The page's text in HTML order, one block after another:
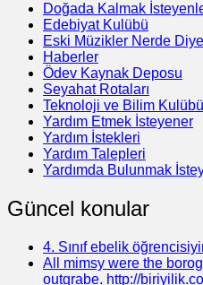
Doğada Kalmak
Edebiyat Kulübü
Eski Müzikler Nerde
Haberler
Ödev Kaynak Deposu
Seyahat Rotaları
Teknoloji ve Bilim Kulübü
Yardım Etmek İsteyener
Yardım İstekleri
Yardım Talepleri
Yardımda Bulunmak
Güncel konular
4. Sınıf ebelik
All mimsy were the
outgrabe. http://